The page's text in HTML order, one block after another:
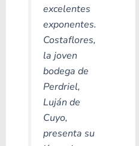
excelentes
exponentes.
Costaflores,
la joven
bodega de
Perdriel,
Luján de
Cuyo,
presenta su